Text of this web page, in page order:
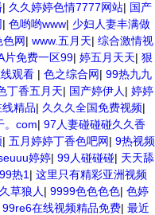
| 久久婷婷色情7777网站| 国产
| 色哟哟www| 少妇人妻丰满做
色网| www.五月天| 综合激情视
片免费一区99| 婷五月天天| 狠
观看 | 色之综合网| 99热九九
丁香五月天| 国产婷伊人 | 婷婷
精品| 久久久全国免费视频|
。com| 97人妻碰碰碰久久香
| 五月婷婷丁香色吧网| 9热视频
婷婷| 99人碰碰碰| 天天舔
99热1 | 这里只有精彩亚洲视频
久草狼人 | 9999色色色色| 色婷
99re6在线视频精品免费| 最近